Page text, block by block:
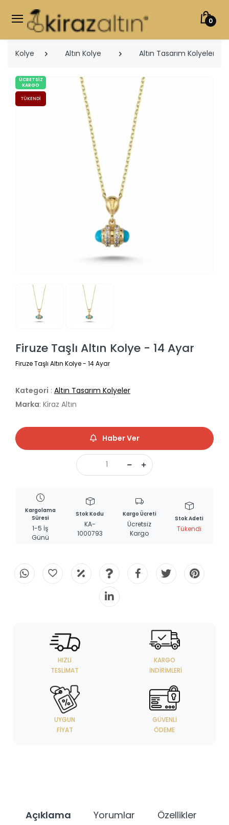
0
Kolye Altın Kolye Altın Tasarım Kolyeler
ÜCRETSIZ
KARGO
TÜKENDI
Firuze Taşlı Altın Kolye - 14 Ayar
Firuze Taşlı Altın Kolye - 14 Ayar
Kategori : Altın Tasarım Kolyeler
Marka: Kiraz Altın
Haber Ver
Kargolama
Süresi
1-5 İş
Günü
Stok Kodu
KA-
1000793
Kargo Ücreti
Ücretsiz
Kargo
Stok Adeti
Tükendi
HIZLI
TESLIMAT
KARGO
İNDIRIMLERI
UYGUN
FIYAT
GÜVENLI
ÖDEME
Açıklama Yorumlar Özellikler